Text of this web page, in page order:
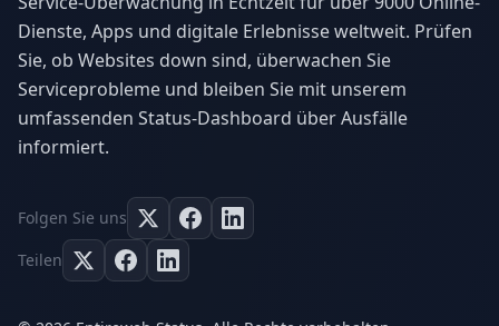
Dienste, Apps und digitale Erlebnisse weltweit. Prüfen
Sie, ob Websites down sind, überwachen Sie
Serviceprobleme und bleiben Sie mit unserem
umfassenden Status-Dashboard über Ausfälle
informiert.
Folgen Sie uns
Teilen